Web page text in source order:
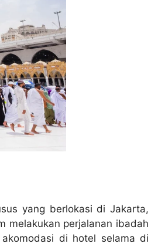
yang berlokasi di Jakarta,
melakukan perjalanan ibadah
di hotel selama di